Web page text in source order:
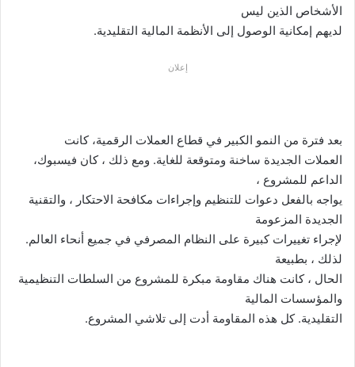
الأشخاص الذين ليس
لديهم إمكانية الوصول إلى الأنظمة المالية التقليدية.
إعلان
بعد فترة من النمو الكبير في قطاع العملات الرقمية، كانت
العملات الجديدة ساخنة ومتوقعة للغاية. ومع ذلك ، كان فيسبوك،
الداعم للمشروع ،
يواجه بالفعل دعوات للتنظيم وإجراءات مكافحة الاحتكار ، والتقنية
الجديدة المزعومة
لإجراء تغييرات كبيرة على النظام المصرفي في جميع أنحاء العالم.
لذلك ، بطبيعة
الحال ، كانت هناك مقاومة مبكرة للمشروع من السلطات التنظيمية
والمؤسسات المالية
التقليدية. كل هذه المقاومة أدت إلى تلاشي المشروع.